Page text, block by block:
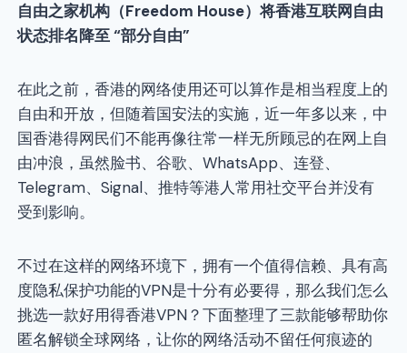
自由之家机构（Freedom House）将香港互联网自由
状态排名降至 “部分自由”
在此之前，香港的网络使用还可以算作是相当程度上的
自由和开放，但随着国安法的实施，近一年多以来，中
国香港得网民们不能再像往常一样无所顾忌的在网上自
由冲浪，虽然脸书、谷歌、WhatsApp、连登、
Telegram、Signal、推特等港人常用社交平台并没有
受到影响。
不过在这样的网络环境下，拥有一个值得信赖、具有高
度隐私保护功能的VPN是十分有必要得，那么我们怎么
挑选一款好用得香港VPN？下面整理了三款能够帮助你
匿名解锁全球网络，让你的网络活动不留任何痕迹的